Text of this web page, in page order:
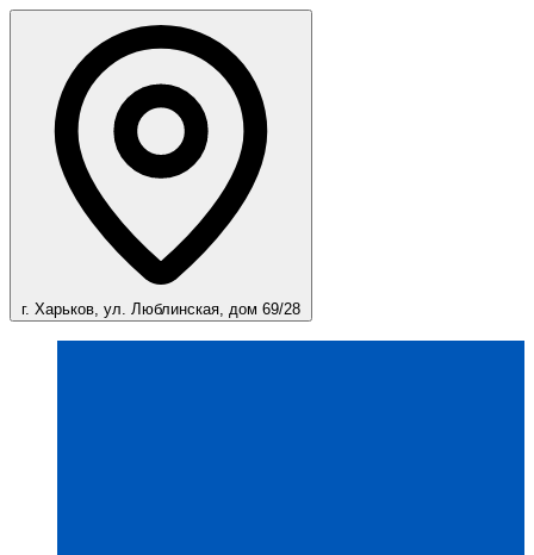
г. Харьков, ул. Люблинская, дом 69/28